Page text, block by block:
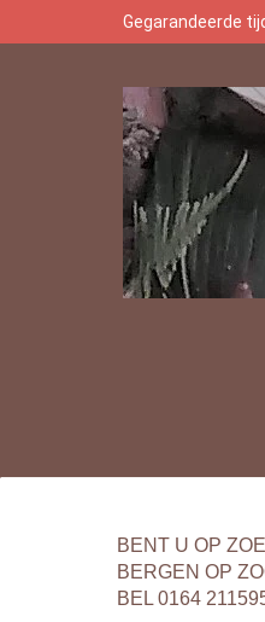
Gegarandeerde
BENT U OP
BERGEN OP
BEL 0164